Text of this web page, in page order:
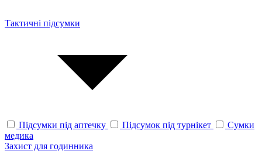
Тактичні підсумки
Підсумки під аптечку Підсумок під турнікет
Сумки
медика
Захист для годинника